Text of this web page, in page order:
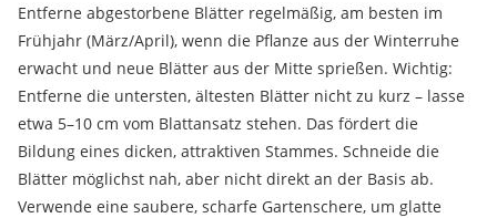
Entferne abgestorbene Blätter regelmäßig, am besten im
Frühjahr (März/April), wenn die Pflanze aus der Winterruhe
erwacht und neue Blätter aus der Mitte sprießen. Wichtig:
Entferne die untersten, ältesten Blätter nicht zu kurz – lasse
etwa 5–10 cm vom Blattansatz stehen. Das fördert die
Bildung eines dicken, attraktiven Stammes. Schneide die
Blätter möglichst nah, aber nicht direkt an der Basis ab.
Verwende eine saubere, scharfe Gartenschere, um glatte